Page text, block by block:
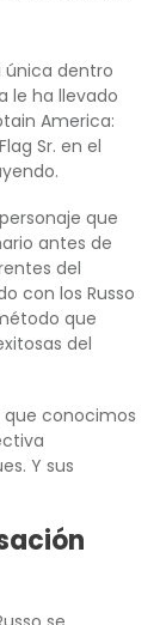
única dentro
le ha llevado
America:
Sr. en el
que
antes de
del
con los Russo
que
del
que conocimos
Y sus